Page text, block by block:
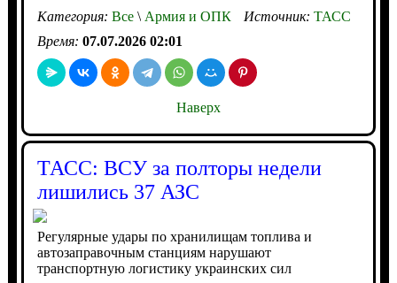
Категория: Все\Армия и ОПК Источник: ТАСС
Время: 07.07.2026 02:01
Наверх
ТАСС: ВСУ за полторы недели
лишились 37 АЗС
Регулярные удары по хранилищам топлива и
автозаправочным станциям нарушают
транспортную логистику украинских сил